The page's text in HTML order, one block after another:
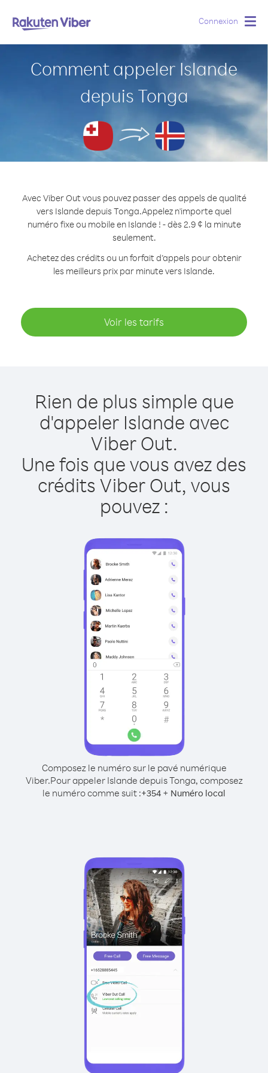
Connexion
Comment appeler Islande
depuis Tonga
Avec Viber Out vous pouvez passer des appels de qualité
vers Islande depuis Tonga.Appelez n'importe quel
numéro fixe ou mobile en Islande ! - dès 2.9 ¢ la minute
seulement.
Achetez des crédits ou un forfait d’appels pour obtenir
les meilleurs prix par minute vers Islande.
Voir les tarifs
Rien de plus simple que
d'appeler Islande avec
Viber Out.
Une fois que vous avez des
crédits Viber Out, vous
pouvez :
Composez le numéro sur le pavé numérique
Viber.Pour appeler Islande depuis Tonga, composez
le numéro comme suit :+354 + Numéro local